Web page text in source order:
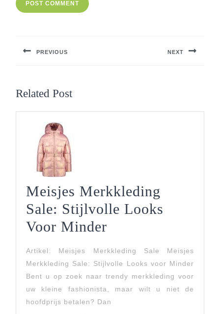
PREVIOUS NEXT
Related Post
Meisjes Merkkleding
Sale: Stijlvolle Looks
Voor Minder
Sale:
Stijlvolle
Looks
Artikel: Meisjes Merkkleding Sale Meisjes
Merkkleding Sale: Stijlvolle Looks voor Minder
Bent u op zoek naar trendy merkkleding voor
uw kleine fashionista, maar wilt u niet de
hoofdprijs betalen? Dan